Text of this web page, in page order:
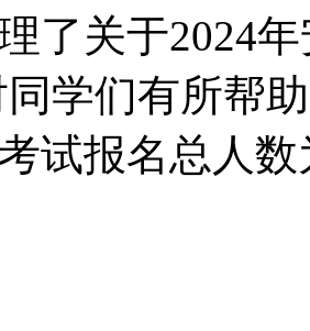
了关于2024
学们有所帮
试报名总人数